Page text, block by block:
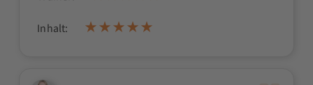
Inhalt: